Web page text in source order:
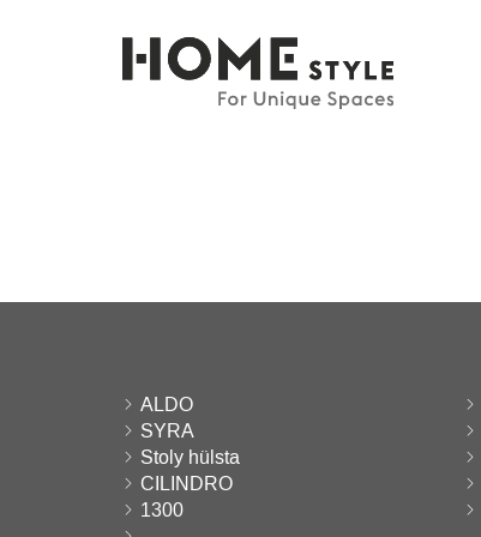
ALDO
SYRA
Stoly hülsta
CILINDRO
1300